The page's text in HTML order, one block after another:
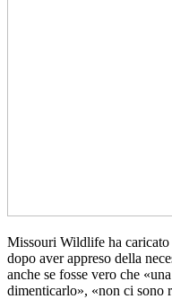
Missouri Wildlife ha caricato
dopo aver appreso della
anche se fosse vero che
dimenticarlo», «non ci sono